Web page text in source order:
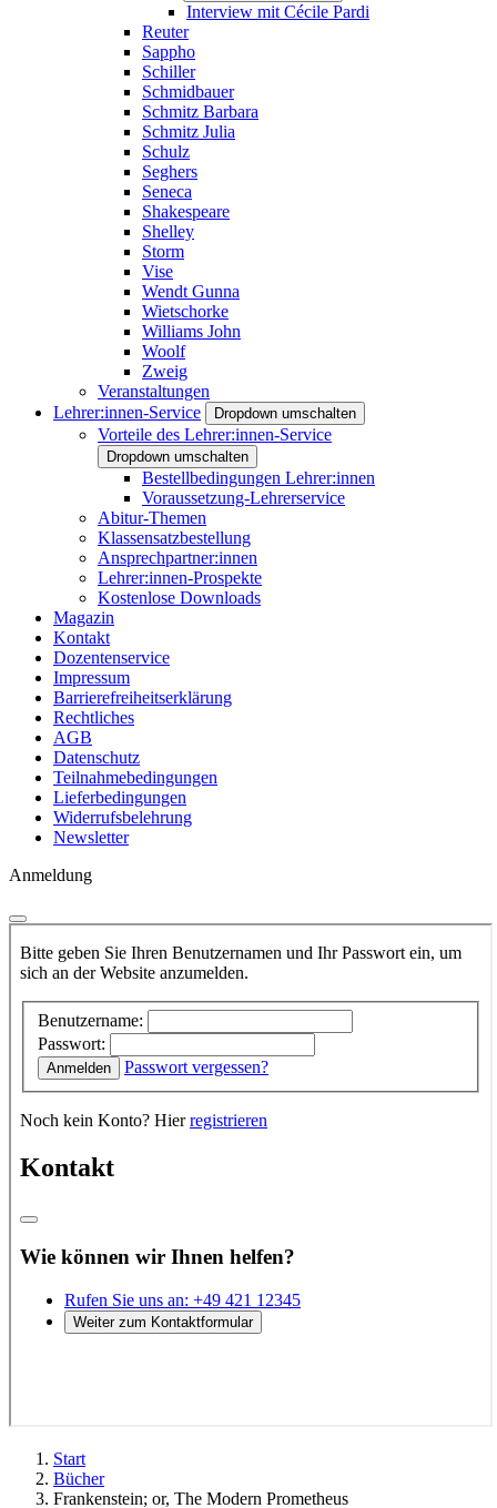
Interview mit Cécile Pardi
Reuter
Sappho
Schiller
Schmidbauer
Schmitz Barbara
Schmitz Julia
Schulz
Seghers
Seneca
Shakespeare
Shelley
Storm
Vise
Wendt Gunna
Wietschorke
Williams John
Woolf
Zweig
Veranstaltungen
Lehrer:innen-Service
Dropdown umschalten
Vorteile des Lehrer:innen-Service
Dropdown umschalten
Bestellbedingungen Lehrer:innen
Voraussetzung-Lehrerservice
Abitur-Themen
Klassensatzbestellung
Ansprechpartner:innen
Lehrer:innen-Prospekte
Kostenlose Downloads
Magazin
Kontakt
Dozentenservice
Impressum
Barrierefreiheitserklärung
Rechtliches
AGB
Datenschutz
Teilnahmebedingungen
Lieferbedingungen
Widerrufsbelehrung
Newsletter
Anmeldung
Start
Bücher
Frankenstein; or, The Modern Prometheus